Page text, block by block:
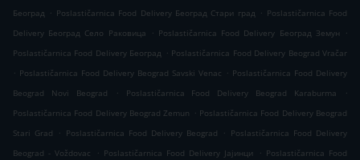
Београд . Poslastičarnica Food Delivery Београд Стари град . Poslastičarnica Food
Delivery Београд Село Раковица
. Poslastičarnica Food Delivery Београд Земун
.
Poslastičarnica Food Delivery Београд . Poslastičarnica Food Delivery Beograd Vračar
. Poslastičarnica Food Delivery Beograd Savski Venac . Poslastičarnica Food Delivery
Beograd Novi Beograd
. Poslastičarnica Food Delivery Beograd Karaburma
.
Poslastičarnica Food Delivery Beograd Zemun . Poslastičarnica Food Delivery Beograd
Stari Grad
. Poslastičarnica Food Delivery Beograd . Poslastičarnica Food Delivery
Beograd - Voždovac
. Poslastičarnica Food Delivery Јајинци . Poslastičarnica Food